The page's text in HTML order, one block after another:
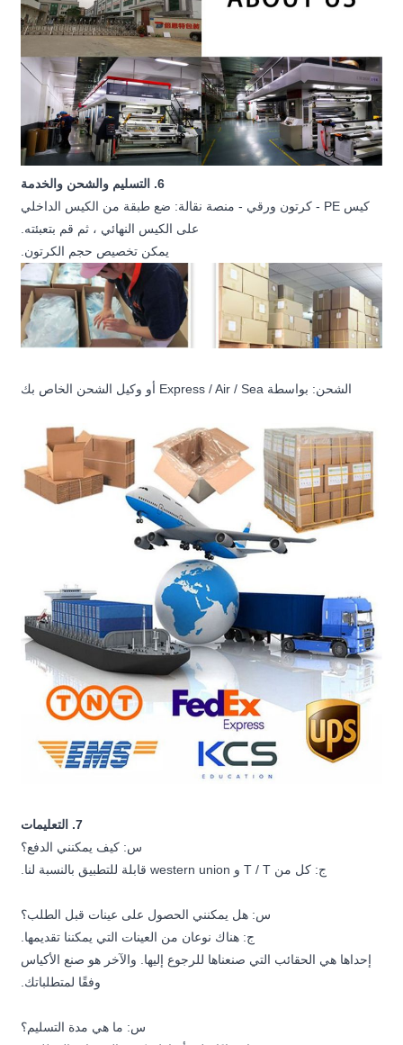
6. التسليم والشحن والخدمة
كيس PE - كرتون ورقي - منصة نقالة: ضع طبقة من الكيس الداخلي
على الكيس النهائي ، ثم قم بتعبئته.
يمكن تخصيص حجم الكرتون.
الشحن: بواسطة Express / Air / Sea أو وكيل الشحن الخاص بك
7. التعليمات
س: كيف يمكنني الدفع؟
ج: كل من T / T و western union قابلة للتطبيق بالنسبة لنا.
س: هل يمكنني الحصول على عينات قبل الطلب؟
ج: هناك نوعان من العينات التي يمكننا تقديمها.
إحداها هي الحقائب التي صنعناها للرجوع إليها. والآخر هو صنع الأكياس
وفقًا لمتطلباتك.
س: ما هي مدة التسليم؟